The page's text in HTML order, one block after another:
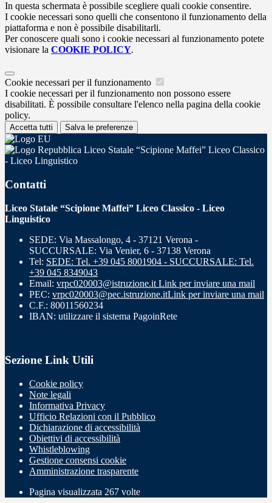
In questa schermata è possibile scegliere quali cookie consentire.
I cookie necessari sono quelli che consentono il funzionamento della
piattaforma e non è possibile disabilitarli.
Per conoscere quali sono i cookie necessari al funzionamento potete
visionare la COOKIE POLICY.
Cookie necessari per il funzionamento
I cookie necessari per il funzionamento non possono essere
disabilitati. È possibile consultare l'elenco nella pagina della cookie
policy.
Accetta tutti Salva le preferenze
Liceo Statale “Scipione Maffei” Liceo Classico
- Liceo Linguistico
Contatti
Liceo Statale “Scipione Maffei” Liceo Classico - Liceo
Linguistico
SEDE: Via Massalongo, 4 - 37121 Verona -
SUCCURSALE: Via Venier, 6 - 37138 Verona
Tel: SEDE: Tel. +39 045 8001904 - SUCCURSALE: Tel.
+39 045 8349043
Email: vrpc020003@istruzione.it Link per inviare una mail
PEC: vrpc020003@pec.istruzione.itLink per inviare una mail
C.F.: 80011560234
IBAN: utilizzare il sistema PagoinRete
Sezione Link Utili
Cookie policy
Note legali
Informativa Privacy
Ufficio Relazioni con il Pubblico
Dichiarazione di accessibilità
Obiettivi di accessibilità
Whistleblowing
Gestione consensi cookie
Amministrazione trasparente
Pagina visualizzata 267 volte